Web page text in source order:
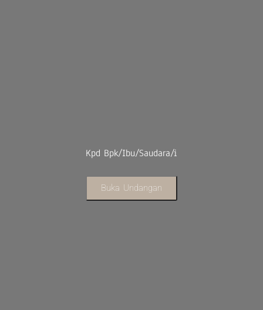
Kpd Bpk/Ibu/Saudara/i
Buka Undangan